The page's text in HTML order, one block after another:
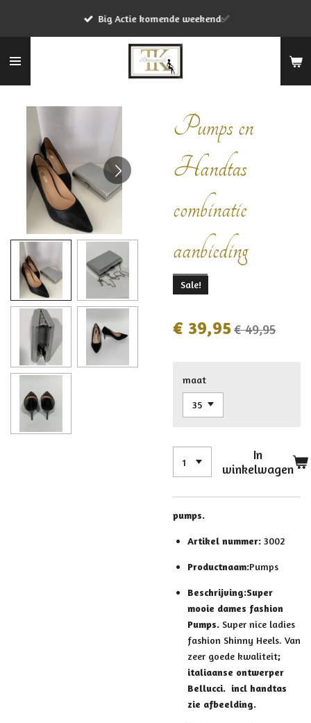
de
Big Actie komende weekend✅
Pumps en
Handtas
combinatie
aanbieding
Sale!
€ 39,95€ 49,95
maat
In
winkelwagen
pumps.
Artikel nummer: 3002
Productnaam:Pumps
Beschrijving:Super
mooie dames fashion
Pumps. Super nice ladies
fashion Shinny Heels. Van
zeer goede kwaliteit;
italiaanse ontwerper
Bellucci. incl handtas
zie afbeelding.